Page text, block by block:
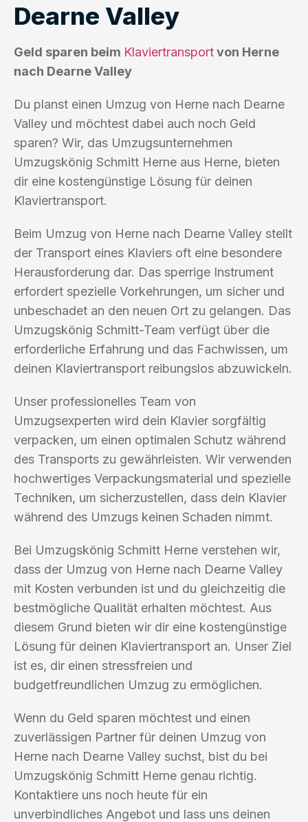
Dearne Valley
Geld sparen beim Klaviertransportvon Herne
nach Dearne Valley
Du planst einen Umzug von Herne nach Dearne
Valley und möchtest dabei auch noch Geld
sparen? Wir, das Umzugsunternehmen
Umzugskönig Schmitt Herne aus Herne, bieten
dir eine kostengünstige Lösung für deinen
Klaviertransport.
Beim Umzug von Herne nach Dearne Valley stellt
der Transport eines Klaviers oft eine besondere
Herausforderung dar. Das sperrige Instrument
erfordert spezielle Vorkehrungen, um sicher und
unbeschadet an den neuen Ort zu gelangen. Das
Umzugskönig Schmitt-Team verfügt über die
erforderliche Erfahrung und das Fachwissen, um
deinen Klaviertransport reibungslos abzuwickeln.
Unser professionelles Team von
Umzugsexperten wird dein Klavier sorgfältig
verpacken, um einen optimalen Schutz während
des Transports zu gewährleisten. Wir verwenden
hochwertiges Verpackungsmaterial und spezielle
Techniken, um sicherzustellen, dass dein Klavier
während des Umzugs keinen Schaden nimmt.
Bei Umzugskönig Schmitt Herne verstehen wir,
dass der Umzug von Herne nach Dearne Valley
mit Kosten verbunden ist und du gleichzeitig die
bestmögliche Qualität erhalten möchtest. Aus
diesem Grund bieten wir dir eine kostengünstige
Lösung für deinen Klaviertransport an. Unser Ziel
ist es, dir einen stressfreien und
budgetfreundlichen Umzug zu ermöglichen.
Wenn du Geld sparen möchtest und einen
zuverlässigen Partner für deinen Umzug von
Herne nach Dearne Valley suchst, bist du bei
Umzugskönig Schmitt Herne genau richtig.
Kontaktiere uns noch heute für ein
unverbindliches Angebot und lass uns deinen